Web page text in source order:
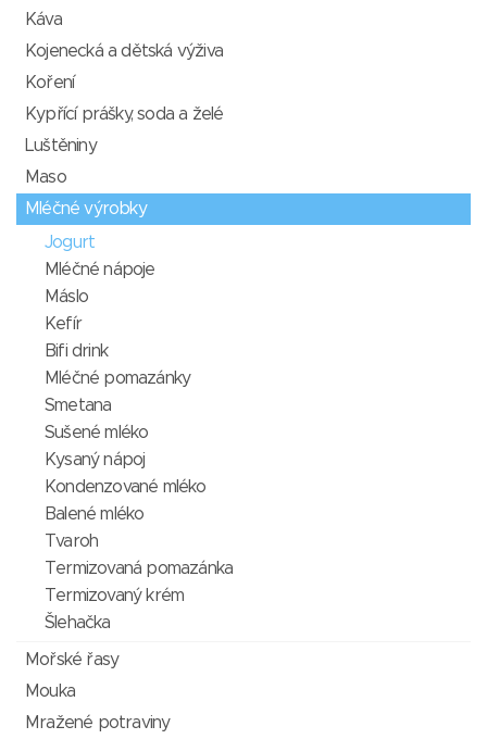
Káva
Kojenecká a dětská výživa
Koření
Kypřící prášky, soda a želé
Luštěniny
Maso
Mléčné výrobky
Jogurt
Mléčné nápoje
Máslo
Kefír
Bifi drink
Mléčné pomazánky
Smetana
Sušené mléko
Kysaný nápoj
Kondenzované mléko
Balené mléko
Tvaroh
Termizovaná pomazánka
Termizovaný krém
Šlehačka
Mořské řasy
Mouka
Mražené potraviny